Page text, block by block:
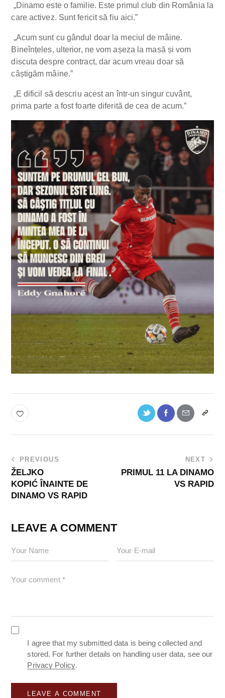
„Dinamo este o familie. Este primul club din România la
care activez. Sunt fericit să fiu aici.”
„Acum sunt cu gândul doar la meciul de mâine.
Bineînțeles, ulterior, ne vom așeza la masă și vom
discuta despre contract, dar acum vreau doar să
câștigăm mâine.”
„E dificil să descriu acest an într-un singur cuvânt,
prima parte a fost foarte diferită de cea de acum.”
PREVIOUS
ŽELJKO
KOPIĆ ÎNAINTE DE
DINAMO VS RAPID
NEXT
PRIMUL 11 LA DINAMO
VS RAPID
LEAVE A COMMENT
I agree that my submitted data is being collected and
stored. For further details on handling user data, see our
Privacy Policy.